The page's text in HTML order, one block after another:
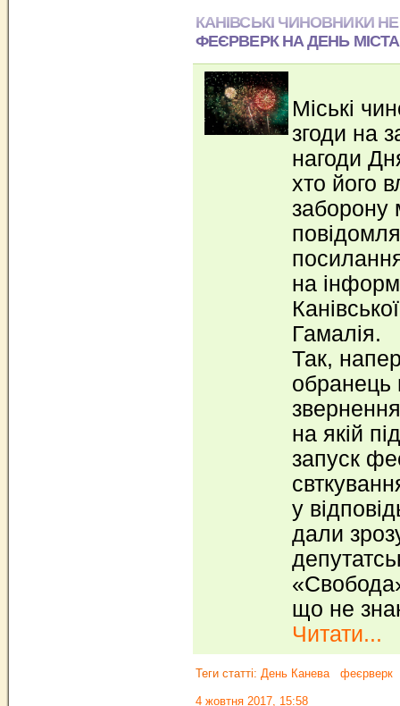
КАНІВСЬКІ ЧИНОВНИКИ
ФЕЄРВЕРК НА ДЕНЬ МІСТА
Міські
згоди на
нагоди
хто його
заборону
на
Гамалія.
Так,
обранець
на якій
запуск
у
дали
що не
Читати...
Теги статті: День Канева феєрверк
4 жовтня 2017, 15:58